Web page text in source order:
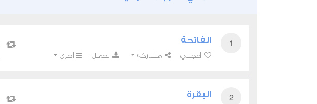
1 الفاتحة
أعجبني مشاركة تحميل أخرى
2 البقرة